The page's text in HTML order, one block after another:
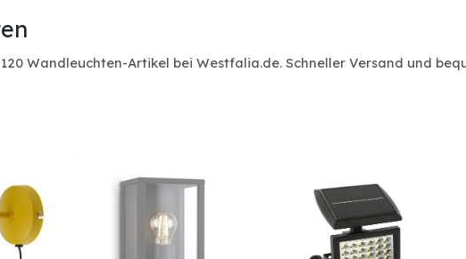
Wandleuchten-Artikel bei Westfalia.de. Schneller Versand und